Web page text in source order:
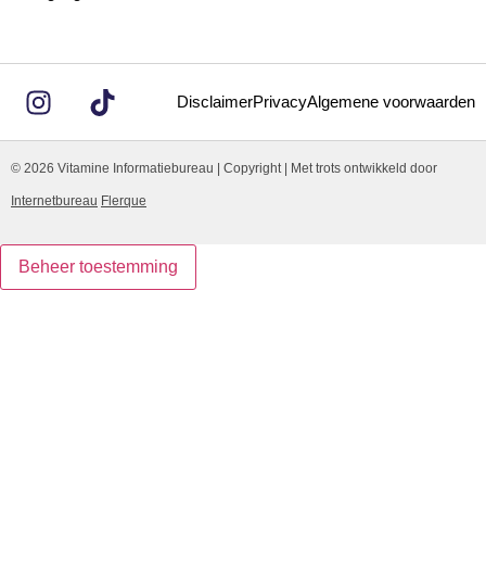
DisclaimerPrivacyAlgemene voorwaarden
© 2026 Vitamine Informatiebureau | Copyright | Met trots ontwikkeld door
Internetbureau Flerque
Beheer toestemming